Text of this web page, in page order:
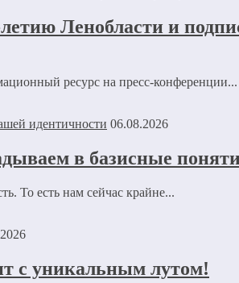
Ленобласти и
ресурс на пресс-конференции...
06.08.2026
в базисные
То есть нам сейчас крайне...
с уникальным лутом!